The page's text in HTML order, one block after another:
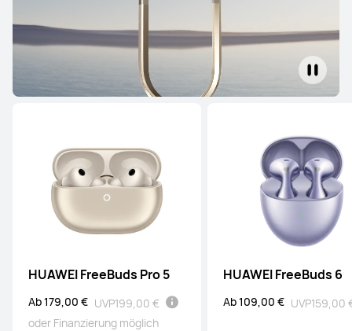
HUAWEI FreeBuds Pro 5
Ab 179,00 € UVP199,00 €
oder Finanzierung möglich
HUAWEI FreeBuds 6
Ab 109,00 € UVP159,00